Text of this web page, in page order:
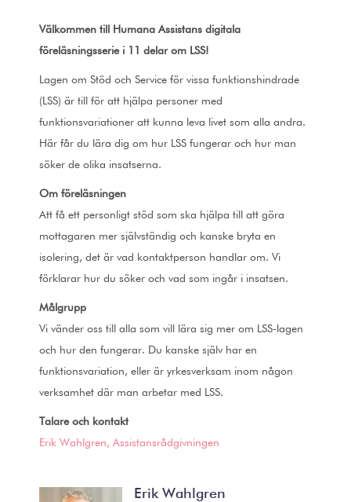
Välkommen till Humana Assistans digitala
föreläsningsserie i 11 delar om LSS!
Lagen om Stöd och Service för vissa funktionshindrade
(LSS) är till för att hjälpa personer med
funktionsvariationer att kunna leva livet som alla andra.
Här får du lära dig om hur LSS fungerar och hur man
söker de olika insatserna.
Om föreläsningen
Att få ett personligt stöd som ska hjälpa till att göra
mottagaren mer självständig och kanske bryta en
isolering, det är vad kontaktperson handlar om. Vi
förklarar hur du söker och vad som ingår i insatsen.
Målgrupp
Vi vänder oss till alla som vill lära sig mer om LSS-lagen
och hur den fungerar. Du kanske själv har en
funktionsvariation, eller är yrkesverksam inom någon
verksamhet där man arbetar med LSS.
Talare och kontakt
Erik Wahlgren, Assistansrådgivningen
Erik Wahlgren